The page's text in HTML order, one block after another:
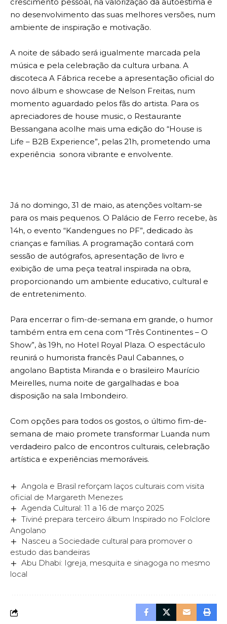
no desenvolvimento das suas melhores versões, num
ambiente de inspiração e motivação.
A noite de sábado será igualmente marcada pela
música e pela celebração da cultura urbana. A
discoteca A Fábrica recebe a apresentação oficial do
novo álbum e showcase de Nelson Freitas, num
momento aguardado pelos fãs do artista. Para os
apreciadores de house music, o Restaurante
Bessangana acolhe mais uma edição do “House is
Life – B2B Experience”, pelas 21h, prometendo uma
experiência sonora vibrante e envolvente.
Já no domingo, 31 de maio, as atenções voltam-se
para os mais pequenos. O Palácio de Ferro recebe, às
14h, o evento “Kandengues no PF”, dedicado às
crianças e famílias. A programação contará com
sessão de autógrafos, apresentação de livro e
exibição de uma peça teatral inspirada na obra,
proporcionando um ambiente educativo, cultural e
de entretenimento.
Para encerrar o fim-de-semana em grande, o humor
também entra em cena com “Três Continentes – O
Show”, às 19h, no Hotel Royal Plaza. O espectáculo
reunirá o humorista francês Paul Cabannes, o
angolano Baptista Miranda e o brasileiro Maurício
Meirelles, numa noite de gargalhadas e boa
disposição na sala Imbondeiro.
Com opções para todos os gostos, o último fim-de-
semana de maio promete transformar Luanda num
verdadeiro palco de encontros culturais, celebração
artística e experiências memoráveis.
Angola e Brasil reforçam laços culturais com visita
oficial de Margareth Menezes
Agenda Cultural: 11 a 16 de março 2025
Tiviné prepara terceiro álbum Inspirado no Folclore
Angolano
Nasceu a Sociedade cultural para promover o
estudo das bandeiras
Abu Dhabi: Igreja, mesquita e sinagoga no mesmo
local